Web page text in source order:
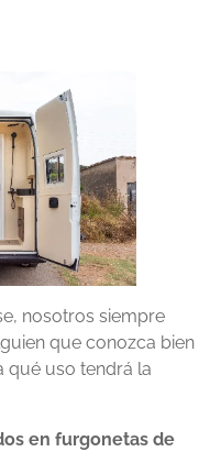
nosotros siempre
que conozca bien
qué uso tendrá la
en furgonetas de